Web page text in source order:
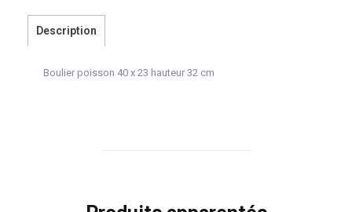
Description
Boulier poisson 40 x 23 hauteur 32 cm